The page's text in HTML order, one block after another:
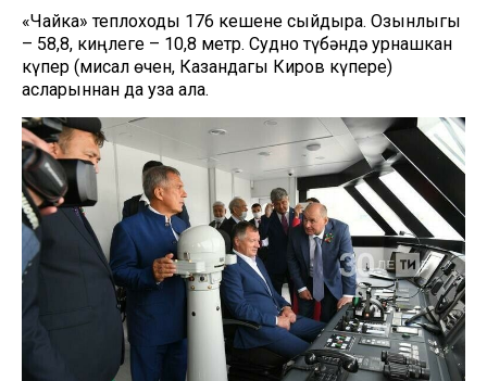
«Чайка» теплоходы 176 кешене сыйдыра. Озынлыгы
– 58,8, киңлеге – 10,8 метр. Судно түбәндә урнашкан
күпер (мисал өчен, Казандагы Киров күпере)
асларыннан да уза ала.